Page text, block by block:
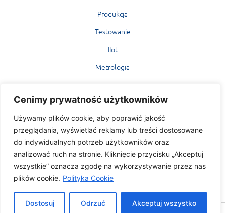
Cenimy prywatność użytkowników
Używamy plików cookie, aby poprawić jakość
przeglądania, wyświetlać reklamy lub treści dostosowane
do indywidualnych potrzeb użytkowników oraz
analizować ruch na stronie. Kliknięcie przycisku „Akceptuj
wszystkie” oznacza zgodę na wykorzystywanie przez nas
plików cookie. Polityka Cookie
Dostosuj Odrzuć Akceptuj wszystko
Produkcja
Testowanie
IIot
Metrologia
MERICORE
Mariusz Kożuchowski
Ul. Przejazd 4/64
02-654 Warszawa
mericore@mericore.com
Tel.+ 48 608 440 557